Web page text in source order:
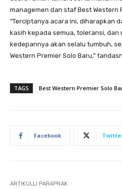
managemen dan staf Best Western
“Terciptanya acara ini, diharapkan
kasih kepada semua, toleransi,
kedepannya akan selalu tumbuh,
Western Premier Solo Baru,”
TAGS Best Western Premier Solo
Facebook
ARTIKULLI PARAPRAK